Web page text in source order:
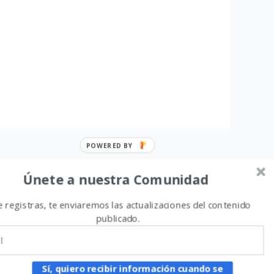
Únete a nuestra Comunidad
registras, te enviaremos las actualizaciones del contenido
publicado.
Sí, quiero recibir información cuando se
POWERED BY